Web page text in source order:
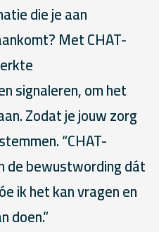
die je aan
Met CHAT-
signaleren, om het
Zodat je jouw zorg
“CHAT-
de bewustwording dát
ik het kan vragen en
doen.”